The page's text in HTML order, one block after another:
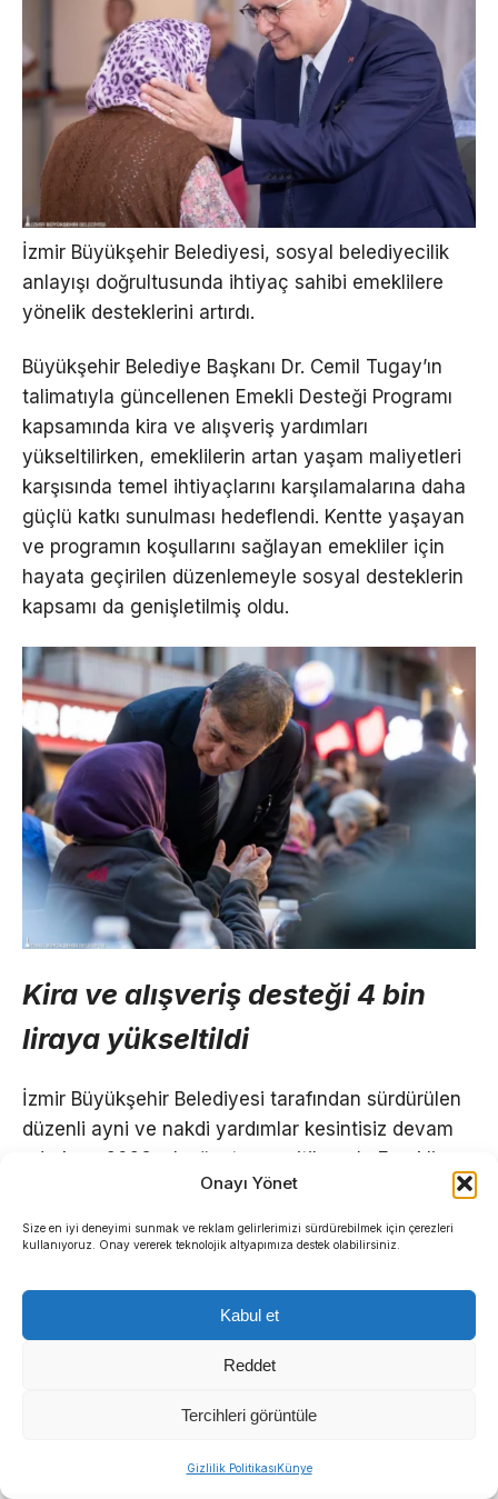
Onayı Yönet
Size en iyi deneyimi sunmak ve reklam gelirlerimizi sürdürebilmek için çerezleri
kullanıyoruz. Onay vererek teknolojik altyapımıza destek olabilirsiniz.
Kabul et
Reddet
Tercihleri görüntüle
Gizlilik PolitikasıKünye
İzmir Büyükşehir Belediyesi, sosyal belediyecilik
anlayışı doğrultusunda ihtiyaç sahibi emeklilere
yönelik desteklerini artırdı.
Büyükşehir Belediye Başkanı Dr. Cemil Tugay’ın
talimatıyla güncellenen Emekli Desteği Programı
kapsamında kira ve alışveriş yardımları
yükseltilirken, emeklilerin artan yaşam maliyetleri
karşısında temel ihtiyaçlarını karşılamalarına daha
güçlü katkı sunulması hedeflendi. Kentte yaşayan
ve programın koşullarını sağlayan emekliler için
hayata geçirilen düzenlemeyle sosyal desteklerin
kapsamı da genişletilmiş oldu.
Kira ve alışveriş desteği 4 bin
liraya yükseltildi
İzmir Büyükşehir Belediyesi tarafından sürdürülen
düzenli ayni ve nakdi yardımlar kesintisiz devam
ederken, 2026 yılı ağustos ayı itibarıyla Emekli
Alışveriş Desteği artırıldı.